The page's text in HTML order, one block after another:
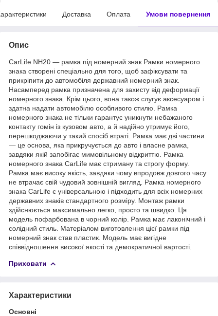
Доставка Оплата Умови повернення
Опис
СarLife NH20 — рамка під номерний знак Рамки номерного
знака створені спеціально для того, щоб зафіксувати та
прикріпити до автомобіля державний номерний знак.
Насамперед рамка призначена для захисту від деформації
номерного знака. Крім цього, вона також слугує аксесуаром і
здатна надати автомобілю особливого стилю. Рамка
номерного знака не тільки гарантує уникнути небажаного
контакту гомін із кузовом авто, а й надійно утримує його,
перешкоджаючи у такий спосіб втраті. Рамка має дві частини
— це основа, яка прикручується до авто і власне рамка,
завдяки якій запобігає мимовільному відкриттю. Рамка
номерного знака CarLife має стриману та строгу форму.
Рамка має високу якість, завдяки чому впродовж довгого часу
не втрачає свій чудовий зовнішній вигляд. Рамка номерного
знака CarLife є універсальною і підходить для всіх номерних
державних знаків стандартного розміру. Монтаж рамки
здійснюється максимально легко, просто та швидко. Ця
модель пофарбована в чорний колір. Рамка має лаконічний і
солідний стиль. Матеріалом виготовлення цієї рамки під
номерний знак став пластик. Модель має вигідне
співвідношення високої якості та демократичної вартості.
Приховати
Характеристики
Основні